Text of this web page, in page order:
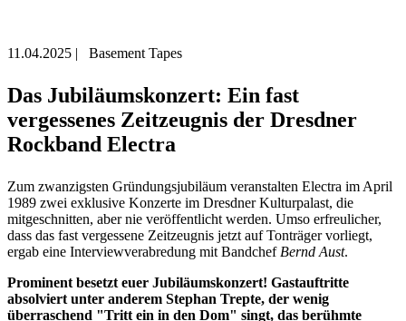
11.04.2025 | Basement Tapes
Das Jubiläumskonzert: Ein fast
vergessenes Zeitzeugnis der Dresdner
Rockband Electra
Zum zwanzigsten Gründungsjubiläum veranstalten Electra im April
1989 zwei exklusive Konzerte im Dresdner Kulturpalast, die
mitgeschnitten, aber nie veröffentlicht werden. Umso erfreulicher,
dass das fast vergessene Zeitzeugnis jetzt auf Tonträger vorliegt,
ergab eine Interviewverabredung mit Bandchef Bernd Aust.
Prominent besetzt euer Jubiläumskonzert! Gastauftritte
absolviert unter anderem Stephan Trepte, der wenig
überraschend "Tritt ein in den Dom" singt, das berühmte